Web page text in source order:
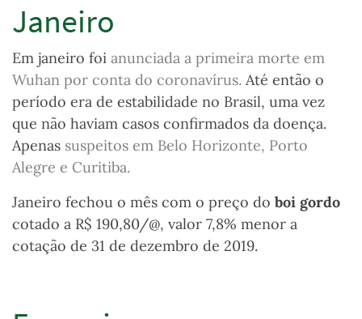
Janeiro
Em janeiro foi anunciada a primeira morte em
Wuhan por conta do coronavírus. Até então o
período era de estabilidade no Brasil, uma vez
que não haviam casos confirmados da doença.
Apenas suspeitos em Belo Horizonte, Porto
Alegre e Curitiba.
Janeiro fechou o mês com o preço do boi gordo
cotado a R$ 190,80/@, valor 7,8% menor a
cotação de 31 de dezembro de 2019.